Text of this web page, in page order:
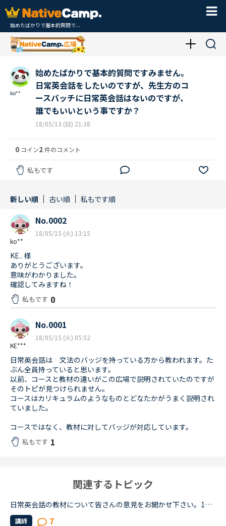
始めたばかりで基本的質問で...
ko**
始めたばかりで基本的質問ですみません。
日常英会話をしたいのですが、先生方のコ
ースバッチに日常英会話はないのですが、
誰でもいいという事ですか？
18/05/13 (日) 21:38
0 コイン2件のコメント
私もです
新しい順 古い順 私もです順
ko**
No.0002
18/05/15 (火) 13:15
KE.. 様
ありがとうございます。
意味がわかりました。
確認してみますね！
私もです 0
KE***
No.0001
18/05/15 (火) 05:52
日常英会話は 文法のバッジを持っている方から教われます。た
ぶん全員持っていると思います。
以前、コースと教材の違いがこの広場で説明されていたのですが
そのトピが見つけられません。
コースはカリキュラムのようなものとどなたかがうまく説明され
ていました。
コースではなく、教材に対してバッジが対応しています。
私もです 1
関連するトピック
日常英会話の教材について皆さんの意見をお聞かせ下さい。1週間前からNCを始め、毎日2-4コマ程度受講しています。TOEIC600程度、英会話もできないので、ある程度基礎から始めようと思っています。現在、日常英会...
講師 7